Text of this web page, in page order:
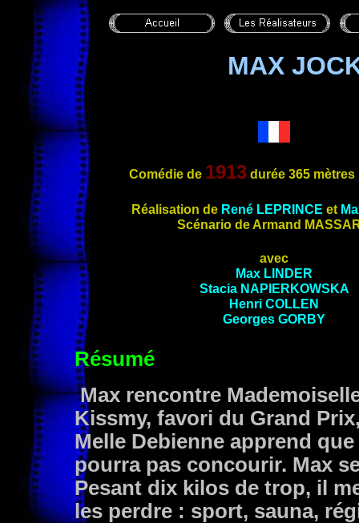
MAX
Comédie de 1913durée 365 mètres
Réalisation de René LEPRINCE et
Scénario de Armand
avec
Max LINDER
Stacia NAPIERKOWSKA
Henri COLLEN
Georges GORBY
Résumé
Max rencontre
Kissmy, favori du Grand
Melle Debienne apprend
pourra pas concourir. Max
Pesant dix kilos de trop, il
les perdre : sport, sauna,